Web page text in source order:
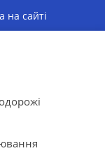
на сайті